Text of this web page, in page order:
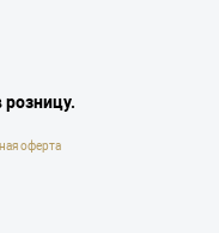
оферта